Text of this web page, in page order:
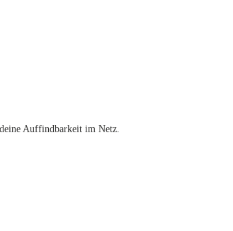
Auffindbarkeit im Netz.